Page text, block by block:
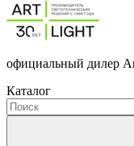
официальный дилер
Каталог